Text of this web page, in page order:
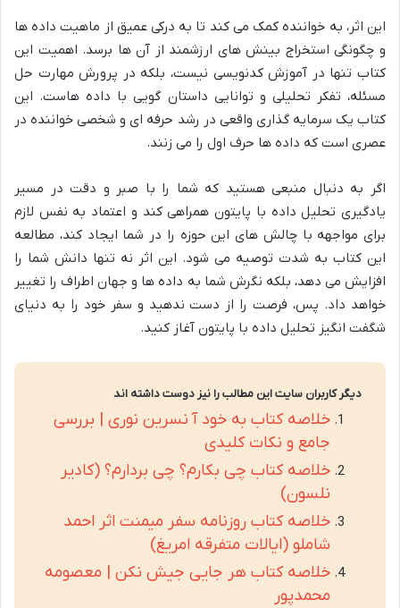
این اثر، به خواننده کمک می کند تا به درکی عمیق از ماهیت داده ها
و چگونگی استخراج بینش های ارزشمند از آن ها برسد. اهمیت این
کتاب تنها در آموزش کدنویسی نیست، بلکه در پرورش مهارت حل
مسئله، تفکر تحلیلی و توانایی داستان گویی با داده هاست. این
کتاب یک سرمایه گذاری واقعی در رشد حرفه ای و شخصی خواننده در
عصری است که داده ها حرف اول را می زنند.
اگر به دنبال منبعی هستید که شما را با صبر و دقت در مسیر
یادگیری تحلیل داده با پایتون همراهی کند و اعتماد به نفس لازم
برای مواجهه با چالش های این حوزه را در شما ایجاد کند، مطالعه
این کتاب به شدت توصیه می شود. این اثر نه تنها دانش شما را
افزایش می دهد، بلکه نگرش شما به داده ها و جهان اطراف را تغییر
خواهد داد. پس، فرصت را از دست ندهید و سفر خود را به دنیای
شگفت انگیز تحلیل داده با پایتون آغاز کنید.
دیگر کاربران سایت این مطالب را نیز دوست داشته اند
خلاصه کتاب به خود آ نسرین نوری | بررسی
جامع و نکات کلیدی
خلاصه کتاب چی بکارم؟ چی بردارم؟ (کادیر
نلسون)
خلاصه کتاب روزنامه سفر میمنت اثر احمد
شاملو (ایالات متفرقه امریغ)
خلاصه کتاب هر جایی جیش نکن | معصومه
محمدپور